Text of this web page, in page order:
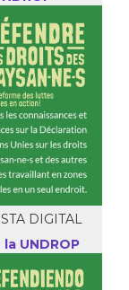
DIGITAL
UNDROP